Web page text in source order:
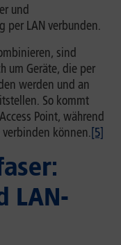
und
per LAN verbunden.
sind
um Geräte, die per
werden und an
So kommt
Point, während
können.[5]
LAN-